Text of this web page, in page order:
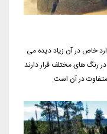
خاص در آن زیاد دیده می
رنگ های مختلف قرار دارند
در آن است.